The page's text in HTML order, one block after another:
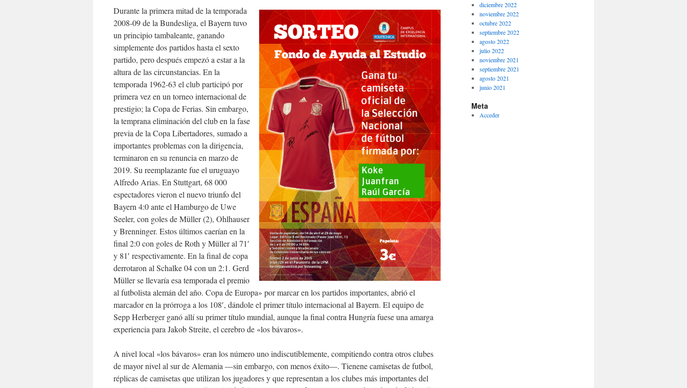
Durante la primera mitad de la temporada
2008-09 de la Bundesliga, el Bayern tuvo
un principio tambaleante, ganando
simplemente dos partidos hasta el sexto
partido, pero después empezó a estar a la
altura de las circunstancias. En la
temporada 1962-63 el club participó por
primera vez en un torneo internacional de
prestigio; la Copa de Ferias. Sin embargo,
la temprana eliminación del club en la fase
previa de la Copa Libertadores, sumado a
importantes problemas con la dirigencia,
terminaron en su renuncia en marzo de
2019. Su reemplazante fue el uruguayo
Alfredo Arias. En Stuttgart, 68 000
espectadores vieron el nuevo triunfo del
Bayern 4:0 ante el Hamburgo de Uwe
Seeler, con goles de Müller (2), Ohlhauser
y Brenninger. Estos últimos caerían en la
final 2:0 con goles de Roth y Müller al 71′
y 81′ respectivamente. En la final de copa
derrotaron al Schalke 04 con un 2:1. Gerd
Müller se llevaría esa temporada el premio
al futbolista alemán del año. Copa de Europa» por marcar en los partidos importantes, abrió el
marcador en la prórroga a los 108′, dándole el primer título internacional al Bayern. El equipo de
Sepp Herberger ganó allí su primer título mundial, aunque la final contra Hungría fuese una amarga
experiencia para Jakob Streite, el cerebro de «los bávaros».
A nivel local «los bávaros» eran los número uno indiscutiblemente, compitiendo contra otros clubes
de mayor nivel al sur de Alemania —sin embargo, con menos éxito—. Tienene camisetas de futbol,
réplicas de camisetas que utilizan los jugadores y que representan a los clubes más importantes del
diciembre 2022
noviembre 2022
octubre 2022
septiembre 2022
agosto 2022
julio 2022
noviembre 2021
septiembre 2021
agosto 2021
junio 2021
Meta
Acceder